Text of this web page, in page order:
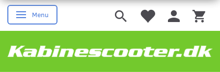
Skifte navigation
Menu